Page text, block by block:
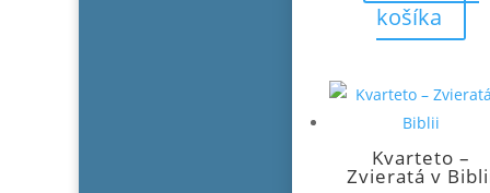
košíka
Kvarteto –
Zvieratá v